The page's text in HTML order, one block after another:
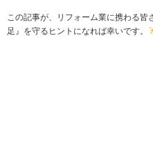
この記事が、リフォーム業に携わる
足』を守るヒントになれば幸いです。